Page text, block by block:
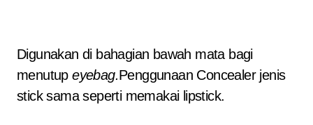
Digunakan di bahagian bawah mata bagi
menutupeyebag.Penggunaan Concealer jenis
stick sama seperti memakai lipstick.